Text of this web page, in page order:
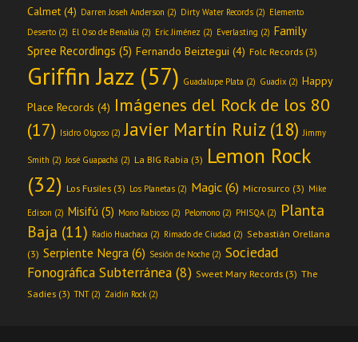
Calmet (4) Darren Joseh Anderson (2) Dirty Water Records (2) Elemento
Deserto (2) El Oso de Benalúa (2) Eric Jiménez (2) Everlasting (2) Family
Spree Recordings (5) Fernando Beiztegui (4) Folc Records (3)
Griffin Jazz (57) Guadalupe Plata (2) Guadix (2) Happy
Place Records (4) Imágenes del Rock de los 80
(17) Isidro Olgoso (2) Javier Martín Ruiz (18) Jimmy
Smith (2) José Guapachá (2) La BIG Rabia (3) Lemon Rock
(32) Los Fusiles (3) Los Planetas (2) Magic (6) Microsurco (3) Mike
Edison (2) Misifú (5) Mono Rabioso (2) Pelomono (2) PHISQA (2) Planta
Baja (11) Radio Huachaca (2) Rimado de Ciudad (2) Sebastián Orellana
(3) Serpiente Negra (6) Sesión de Noche (2) Sociedad
Fonográfica Subterránea (8) Sweet Mary Records (3) The
Sadies (3) TNT(2) Zaidín Rock (2)